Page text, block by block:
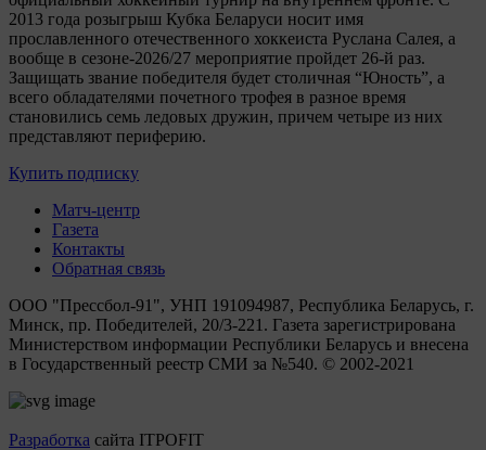
2013 года розыгрыш Кубка Беларуси носит имя
прославленного отечественного хоккеиста Руслана Салея, а
вообще в сезоне-2026/27 мероприятие пройдет 26-й раз.
Защищать звание победителя будет столичная “Юность”, а
всего обладателями почетного трофея в разное время
становились семь ледовых дружин, причем четыре из них
представляют периферию.
Купить подписку
Матч-центр
Газета
Контакты
Обратная связь
ООО "Прессбол-91", УНП 191094987, Республика Беларусь, г.
Минск, пр. Победителей, 20/3-221. Газета зарегистрирована
Министерством информации Республики Беларусь и внесена
в Государственный реестр СМИ за №540. © 2002-2021
Разработка сайта ITPOFIT